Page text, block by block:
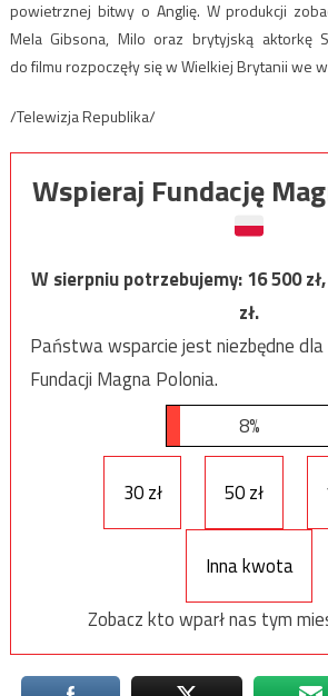
powietrznej bitwy o Anglię. W produkcji
Mela Gibsona, Milo oraz brytyjską aktorkę
do filmu rozpoczęły się w Wielkiej Brytanii we
/Telewizja Republika/
Wspieraj Fundację
W sierpniu potrzebujemy:16 500
zł.
Państwa wsparcie jest niezbędne
Fundacji Magna Polonia.
8%
30 zł 50 zł
Inna kwota
Zobacz kto wparł nas tym